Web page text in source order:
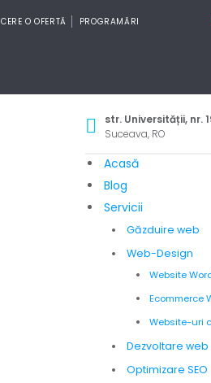
CERE O OFERTĂ PROGRAMĂRI
str. Universității, nr.
Suceava, RO
Acasă
Blog
Servicii
Găzduire web
Web-Design
Website
Ecommerce
Website-uri
Dezvoltare web
Optimizare SEO